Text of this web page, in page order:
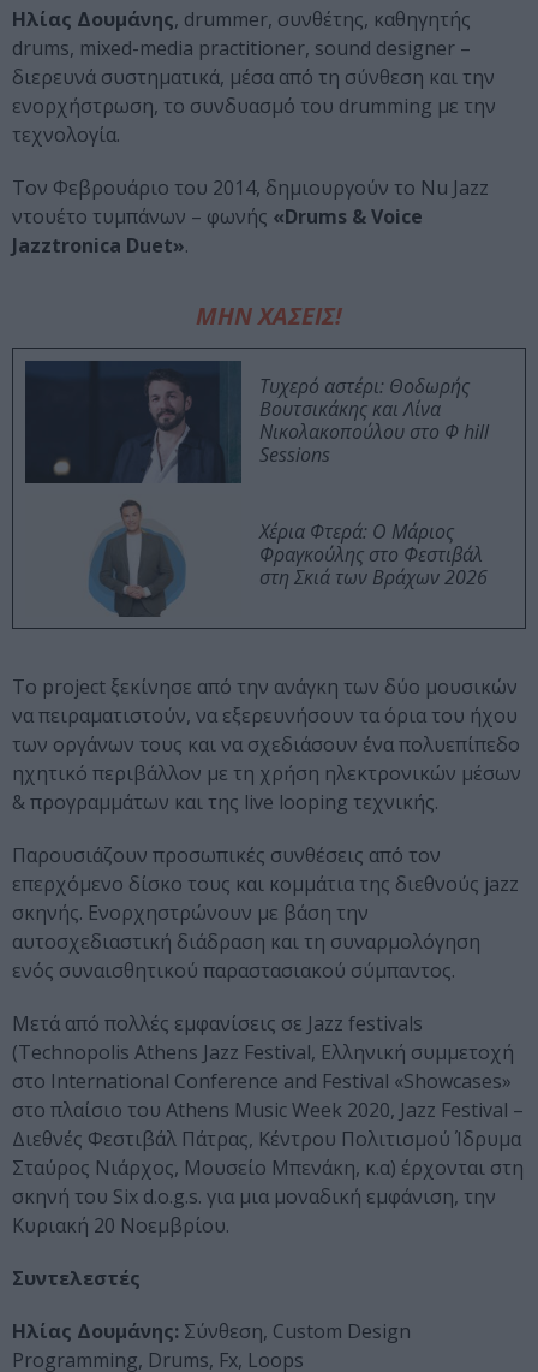
Ηλίας Δουμάνης, drummer, συνθέτης, καθηγητής
drums, mixed-media practitioner, sound designer –
διερευνά συστηματικά, μέσα από τη σύνθεση και την
ενορχήστρωση, το συνδυασμό του drumming με την
τεχνολογία.
Τον Φεβρουάριο του 2014, δημιουργούν το Nu Jazz
ντουέτο τυμπάνων – φωνής «Drums & Voice
Jazztronica Duet».
ΜΗΝ ΧΑΣΕΙΣ!
Τυχερό αστέρι: Θοδωρής
Βουτσικάκης και Λίνα
Νικολακοπούλου στο Φ hill
Sessions
Χέρια Φτερά: Ο Μάριος
Φραγκούλης στο Φεστιβάλ
στη Σκιά των Βράχων 2026
Το project ξεκίνησε από την ανάγκη των δύο μουσικών
να πειραματιστούν, να εξερευνήσουν τα όρια του ήχου
των οργάνων τους και να σχεδιάσουν ένα πολυεπίπεδο
ηχητικό περιβάλλον με τη χρήση ηλεκτρονικών μέσων
& προγραμμάτων και της live looping τεχνικής.
Παρουσιάζουν προσωπικές συνθέσεις από τον
επερχόμενο δίσκο τους και κομμάτια της διεθνούς jazz
σκηνής. Ενορχηστρώνουν με βάση την
αυτοσχεδιαστική διάδραση και τη συναρμολόγηση
ενός συναισθητικού παραστασιακού σύμπαντος.
Μετά από πολλές εμφανίσεις σε Jazz festivals
(Technopolis Athens Jazz Festival, Ελληνική συμμετοχή
στο International Conference and Festival «Showcases»
στο πλαίσιο του Athens Music Week 2020, Jazz Festival –
Διεθνές Φεστιβάλ Πάτρας, Κέντρου Πολιτισμού Ίδρυμα
Σταύρος Νιάρχος, Μουσείο Μπενάκη, κ.α) έρχονται στη
σκηνή του Six d.o.g.s. για μια μοναδική εμφάνιση, την
Κυριακή 20 Νοεμβρίου.
Συντελεστές
Ηλίας Δουμάνης: Σύνθεση, Custom Design
Programming, Drums, Fx, Loops